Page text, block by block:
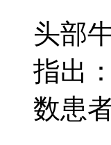
头部
指出
数患